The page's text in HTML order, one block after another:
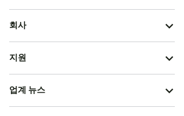
회사
지원
업계 뉴스